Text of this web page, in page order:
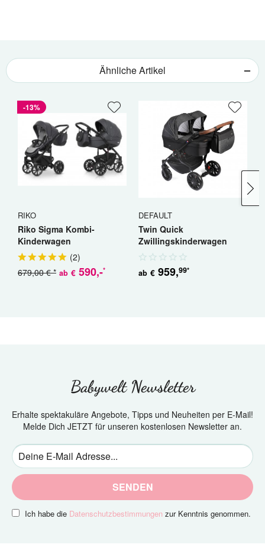
Ähnliche Artikel
-13%
RIKO
Riko Sigma Kombi-
Kinderwagen
(2)
ab € 590,-*
679,00 € *
DEFAULT
Twin Quick
Zwillingskinderwagen
Geschwisterwagen
ab € 959,99*
Babywelt Newsletter
Erhalte spektakuläre Angebote, Tipps und Neuheiten per E-Mail!
Melde Dich JETZT für unseren kostenlosen Newsletter an.
SENDEN
Ich habe die Datenschutzbestimmungen zur Kenntnis genommen.